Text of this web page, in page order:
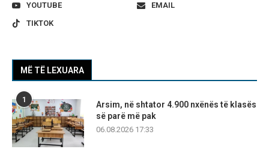
YOUTUBE
EMAIL
TIKTOK
MË TË LEXUARA
1
Arsim, në shtator 4.900 nxënës të klasës
së parë më pak
06.08.2026 17:33